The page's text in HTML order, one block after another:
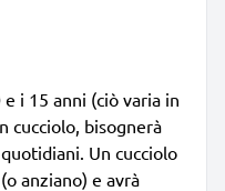
i 15 anni (ciò varia in
cucciolo, bisognerà
Un cucciolo
anziano) e avrà